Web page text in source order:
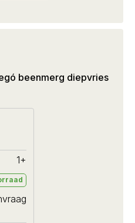
beenmerg diepvries
1+